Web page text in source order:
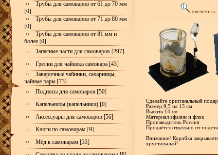
Трубы для самоваров от 61 до 70 мм
[0]
Трубы для самоваров от 71 до 80 мм
[0]
Трубы для самоваров от 81 мм и
более [0]
Запасные части для самоваров [297]
Грелки для чайника самовара [43]
Заварочные чайники, сахарницы,
чайные пары [73]
Подносы для самоваров [50]
Капельницы (капельники) [0]
Аксессуары для самоваров [56]
Книги по самоварам [9]
Мёд к самоварам [33]
увеличить
Сделайте оригинальный
Размер 9,5 на 13 см
Высота 14 см
Материал эфалин и флок
Производитель Россия
Продаётся отдельно от
Внимание! Коробка
хрустальный!